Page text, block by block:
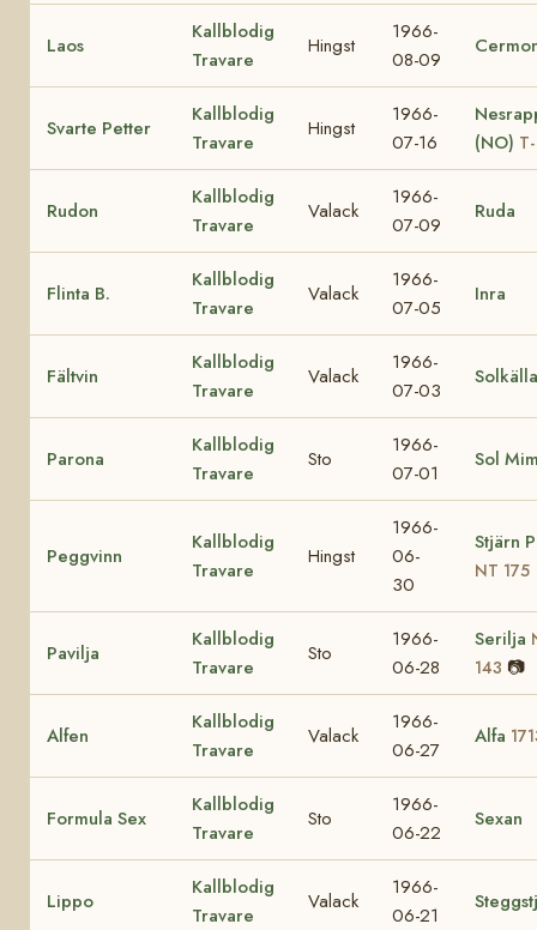
Laos
Kallblodig
Travare
Hingst
1966-
08-09
Svarte Petter
Kallblodig
Travare
Hingst
1966-
07-16
(NO)
Rudon
Kallblodig
Travare
Valack
1966-
07-09
Ruda
Flinta B.
Kallblodig
Travare
Valack
1966-
07-05
Inra
Fältvin
Kallblodig
Travare
Valack
1966-
07-03
Solkälla
Parona
Kallblodig
Travare
Sto
1966-
07-01
Sol
Peggvinn
Kallblodig
Travare
Hingst
1966-
06-
30
Stjärn
NT 175
Pavilja
Kallblodig
Travare
Sto
1966-
06-28
Serilja
143 📷
Alfen
Kallblodig
Travare
Valack
1966-
06-27
Alfa
Formula Sex
Kallblodig
Travare
Sto
1966-
06-22
Sexan
Lippo
Kallblodig
Travare
Valack
1966-
06-21